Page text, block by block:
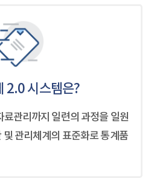
2.0 시스템은?
관리까지 일련의 과정을 일원
관리체계의 표준화로 통계품